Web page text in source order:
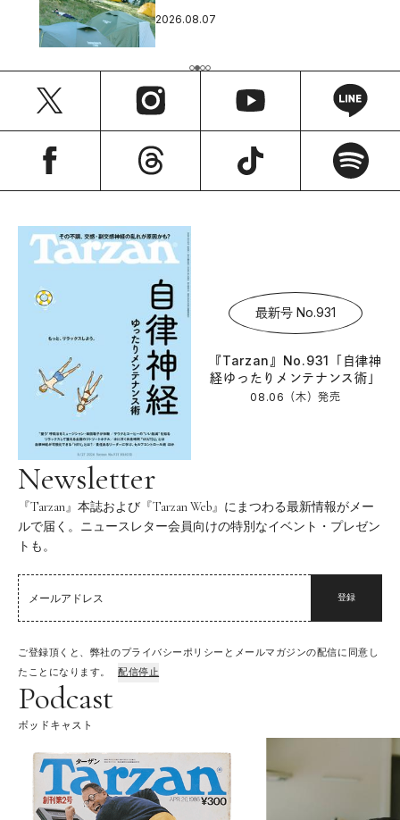
2026.08.07
最新号 No.931
『Tarzan』No.931「自律神
経ゆったりメンテナンス術」
08.06（木）発売
Newsletter
『Tarzan』本誌および『Tarzan Web』にまつわる最新情報がメー
ルで届く。ニュースレター会員向けの特別なイベント・プレゼン
トも。
登録
ご登録頂くと、弊社のプライバシーポリシーとメールマガジンの配信に同意し
たことになります。
配信停止
Podcast
ポッドキャスト